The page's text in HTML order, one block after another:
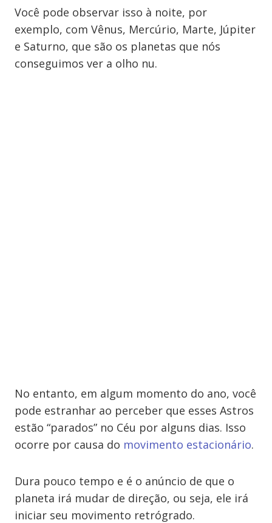
Você pode observar isso à noite, por
exemplo, com Vênus, Mercúrio, Marte, Júpiter
e Saturno, que são os planetas que nós
conseguimos ver a olho nu.
No entanto, em algum momento do ano, você
pode estranhar ao perceber que esses Astros
estão “parados” no Céu por alguns dias. Isso
ocorre por causa do movimento estacionário.
Dura pouco tempo e é o anúncio de que o
planeta irá mudar de direção, ou seja, ele irá
iniciar seu movimento retrógrado.